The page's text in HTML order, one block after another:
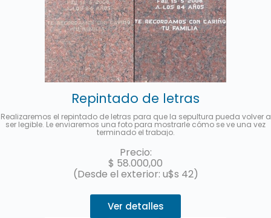
Repintado de letras
Realizaremos el repintado de letras para que la sepultura pueda volver a
ser legible. Le enviaremos una foto para mostrarle cómo se ve una vez
terminado el trabajo.
Precio:
$ 58.000,00
(Desde el exterior: u$s 42)
Ver detalles